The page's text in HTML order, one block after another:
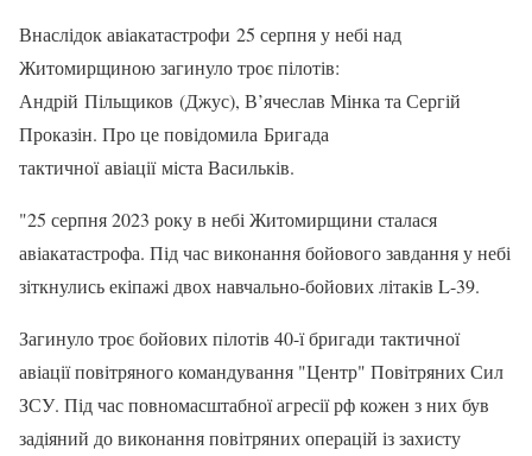
Внаслідок авіакатастрофи 25 серпня у небі над
Житомирщиною загинуло троє пілотів:
Андрій Пільщиков (Джус), В’ячеслав Мінка та Сергій
Проказін. Про це повідомила Бригада
тактичної авіації міста Васильків.
"25 серпня 2023 року в небі Житомирщини сталася
авіакатастрофа. Під час виконання бойового завдання у небі
зіткнулись екіпажі двох навчально-бойових літаків L-39.
Загинуло троє бойових пілотів 40-ї бригади тактичної
авіації повітряного командування "Центр" Повітряних Сил
ЗСУ. Під час повномасштабної агресії рф кожен з них був
задіяний до виконання повітряних операцій із захисту